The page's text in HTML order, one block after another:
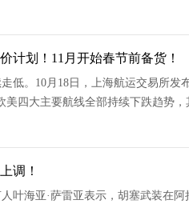
运输商报告说，汉堡
计划！11月开始春节前备货！
低。10月18日，上海航运交易所发
美四大主要航线全部持续下跌趋势
基本港市场运价（海运及海运附
调！
叶海亚·萨雷亚表示，胡塞武装在